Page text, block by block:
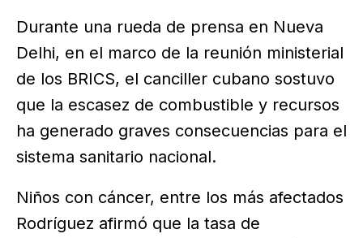
Durante una rueda de prensa en Nueva
Delhi, en el marco de la reunión ministerial
de los BRICS, el canciller cubano sostuvo
que la escasez de combustible y recursos
ha generado graves consecuencias para el
sistema sanitario nacional.
Niños con cáncer, entre los más afectados
Rodríguez afirmó que la tasa de